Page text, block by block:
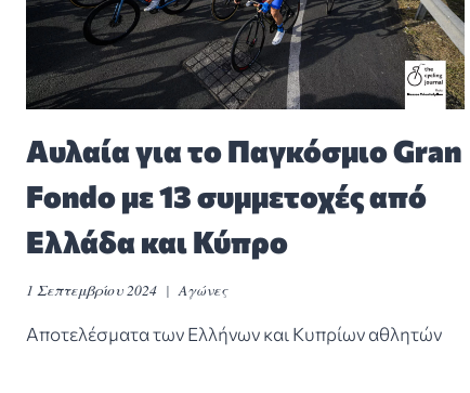
Αυλαία για το Παγκόσμιο Gran
Fondo με 13 συμμετοχές από
Ελλάδα και Κύπρο
1 Σεπτεμβρίου 2024 Αγώνες
Αποτελέσματα των Ελλήνων και Κυπρίων αθλητών